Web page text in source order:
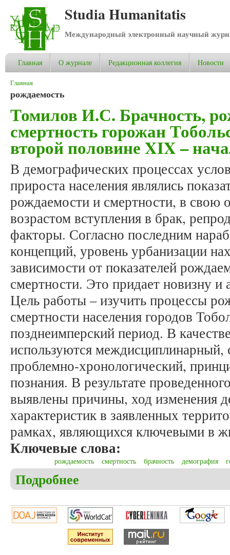
Studia Humanitatis
Международный электронный научный
Главная О журнале Редакционная коллегия Новости
Вы здесь
Главная
рождаемость
Томилов И.С. Брачность,
смертность горожан
второй половине XIX –
В демографических процессах
прироста населения являлись
рождаемости и смертности, в свою
возрастом вступления в брак,
факторы. Согласно последним
концепций, уровень урбанизации
зависимости от показателей
смертности. Это придает новизну и
Цель работы – изучить процессы
смертности населения городов
позднеимперский период. В
используются
проблемно-хронологический,
познания. В результате
выявлены причины, ход изменения
характеристик в заявленных
рамках, являющихся ключевыми в
Ключевые слова:
рождаемость смертность брачность демография
Подробнее